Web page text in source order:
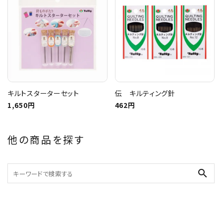
キルトスターターセット
1,650円
伝 キルティング針
462円
他の商品を探す
search